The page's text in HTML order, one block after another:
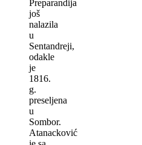
Preparandija
još
nalazila
u
Sentandreji,
odakle
je
1816.
g.
preselјena
u
Sombor.
Atanacković